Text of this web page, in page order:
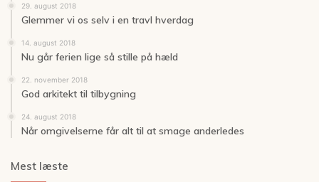
29. august 2018
Glemmer vi os selv i en travl hverdag
14. august 2018
Nu går ferien lige så stille på hæld
22. november 2018
God arkitekt til tilbygning
24. august 2018
Når omgivelserne får alt til at smage anderledes
Mest læste